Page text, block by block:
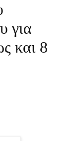
για
και 8